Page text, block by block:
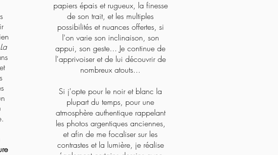
papiers épais et rugueux, la finesse
de son trait, et les multiples
possibilités et nuances offertes, si
l'on varie son inclinaison, son
appui, son geste... Je continue de
l'apprivoiser et de lui découvrir de
nombreux atouts...
Si j'opte pour le noir et blanc la
plupart du temps, pour une
atmosphère authentique rappelant
les photos argentiques anciennes,
et afin de me focaliser sur les
contrastes et la lumière, je réalise